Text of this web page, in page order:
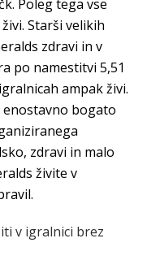
Poleg tega vse
Starši velikih
zdravi in v
po namestitvi 5,51
ampak živi.
bogato
zdravi in malo
živite v
v igralnici brez